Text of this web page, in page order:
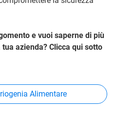
e vuoi saperne di più
azienda? Clicca qui sotto
Alimentare